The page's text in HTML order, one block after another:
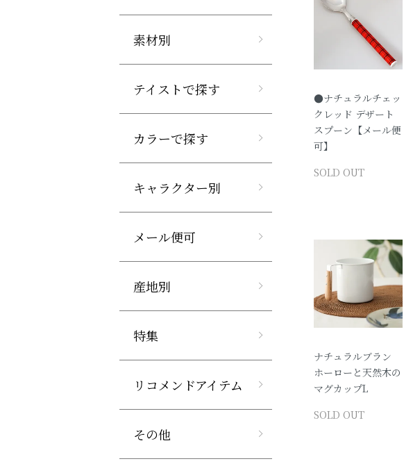
●ナチュラルチェッ
クレッド デザート
スプーン【メール便
可】
SOLD OUT
ナチュラルブラン
ホーローと天然木の
マグカップL
SOLD OUT
素材別
テイストで探す
カラーで探す
キャラクター別
メール便可
産地別
特集
リコメンドアイテム
その他